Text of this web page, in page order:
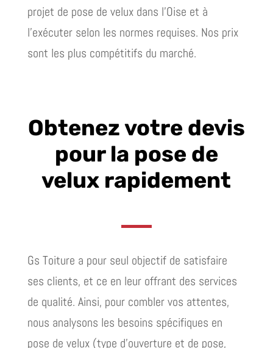
projet de pose de velux dans l’Oise et à
l’exécuter selon les normes requises. Nos prix
sont les plus compétitifs du marché.
Obtenez votre devis
pour la pose de
velux rapidement
Gs Toiture a pour seul objectif de satisfaire
ses clients, et ce en leur offrant des services
de qualité. Ainsi, pour combler vos attentes,
nous analysons les besoins spécifiques en
pose de velux (type d’ouverture et de pose,